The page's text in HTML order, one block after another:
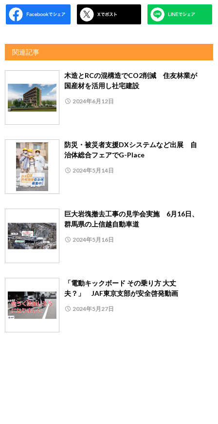
関連記事
木造とRCの混構造でCO2削減 住友林業が
国産材を活用し社宅建設
2024年6月12日
防災・被災者支援DXシステムなど出展 自
治体総合フェアでG-Place
2024年5月14日
巨大岩塊撤去工事の見学会実施 6月16日、
群馬県の上信越自動車道
2024年5月16日
「電動キックボード その乗り方 大丈
夫？」 JAF東京支部が安全啓発動画
2024年5月27日